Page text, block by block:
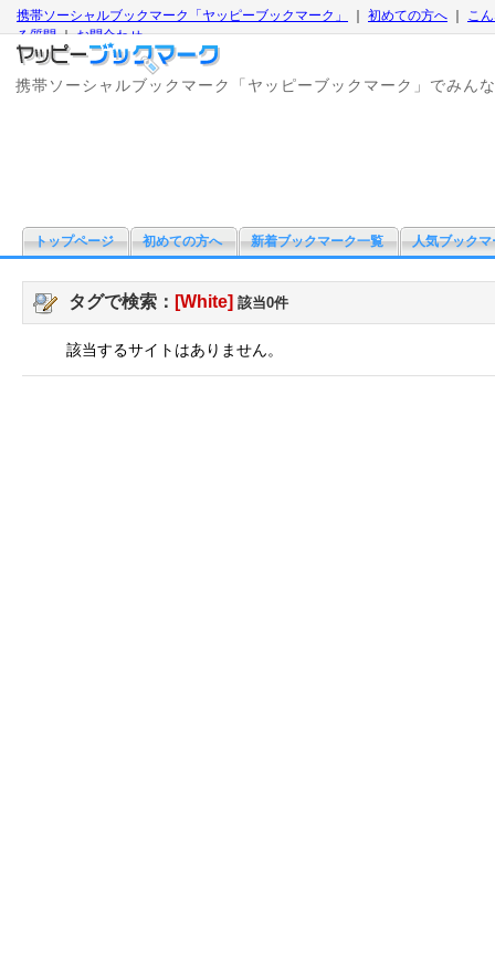
携帯ソーシャルブックマーク「ヤッピーブックマーク」 初めての方へ
こ
る質問｜お問合わせ
携帯ソーシャルブックマーク「ヤッピーブックマーク」でみん
トップページ 初めての方へ 新着ブックマーク一覧 人気ブックマ
タグで検索： [White] 該当0件
該当するサイトはありません。